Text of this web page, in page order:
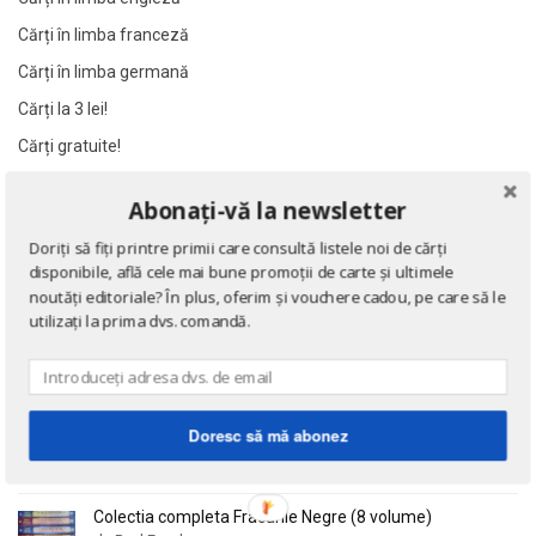
Al. Caprariu
Al. Dumitrescu
Al. Philippide
Alain Besancon
Alain Bombard
Alain Danielou
Alain Lallemand
Alain Lesage
Alain Manevy
Alan Butler
Al. Caprariu
Al. Dumitrescu
Al. Philippide
Alain Besancon
Alain Bombard
Alain Danielou
Alain Lallemand
Alain Lesage
Alain Manevy
Alan Butler
Cărți în limba franceză
Cărți în limba germană
Cărți la 3 lei!
Cărți gratuite!
Eseuri
de Emil Cioran
Doctrina sau Cele patru carti clasice ale Chinei
Colectia completa Fracurile Negre (8 volume)
Abonați-vă la newsletter
Doriți să fiți printre primii care consultă listele noi de cărți
disponibile, află cele mai bune promoții de carte și ultimele
noutăți editoriale? În plus, oferim și vouchere cadou, pe care să le
utilizați la prima dvs. comandă.
Doresc să mă abonez